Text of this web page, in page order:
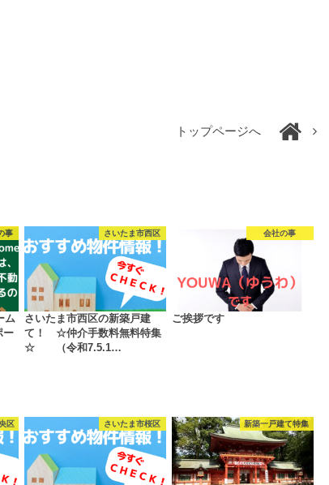
トップページへ
事
ム
ー
さいたま市西区
さいたま市西区の新築戸建
て！ ☆仲介手数料無料特集
☆ （令和7.5.1…
会社の事
ご挨拶です
区 さいたま市桜区 新築一戸建て特集